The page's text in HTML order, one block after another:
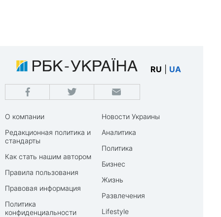
RU UA
О компании
Редакционная политика и
стандарты
Как стать нашим автором
Правила пользования
Правовая информация
Политика
конфиденциальности
Новости Украины
Аналитика
Политика
Бизнес
Жизнь
Развлечения
Lifestyle